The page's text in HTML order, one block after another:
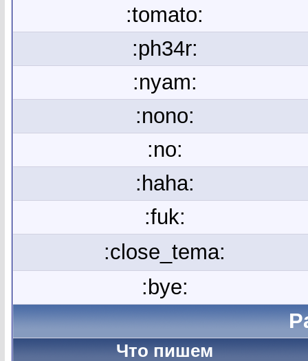
:tomato:
:ph34r:
:nyam:
:nono:
:no:
:haha:
:fuk:
:close_tema:
:bye:
Что пишем